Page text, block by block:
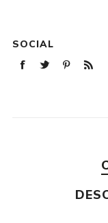
SOCIAL